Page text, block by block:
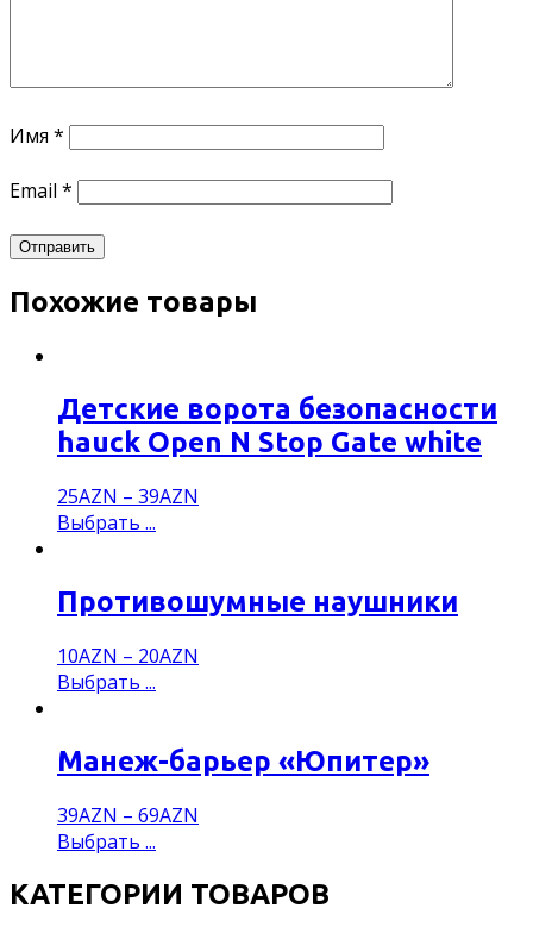
Имя *
Email *
Похожие товары
Детские ворота безопасности
hauck Open N Stop Gate white
25AZN – 39AZN
Выбрать ...
Противошумные наушники
10AZN – 20AZN
Выбрать ...
Манеж-барьер «Юпитер»
39AZN – 69AZN
Выбрать ...
КАТЕГОРИИ ТОВАРОВ